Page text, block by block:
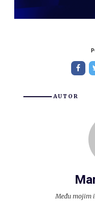
AUTOR
Među mojim